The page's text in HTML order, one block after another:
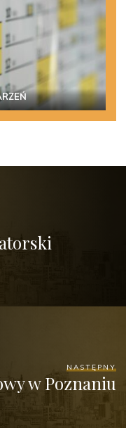
NASTĘPNY
w Poznaniu